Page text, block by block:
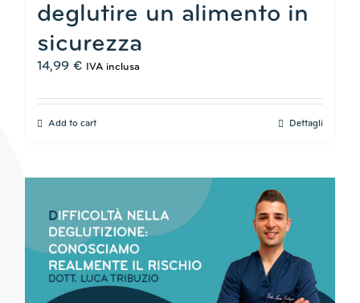
deglutire un alimento in
sicurezza
14,99 € IVA inclusa
Add to cart Dettagli